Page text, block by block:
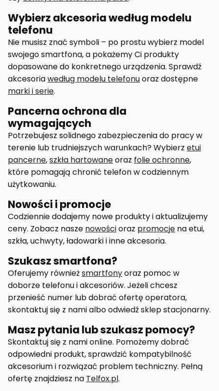
Wybierz akcesoria według modelu
telefonu
Nie musisz znać symboli – po prostu wybierz model
swojego smartfona, a pokażemy Ci produkty
dopasowane do konkretnego urządzenia. Sprawdź
akcesoriawedług modelu telefonuoraz dostępne
marki i serie.
Pancerna ochrona dla
wymagających
Potrzebujesz solidnego zabezpieczenia do pracy w
terenie lub trudniejszych warunkach? Wybierz etui
pancerne,szkła hartowaneoraz folie ochronne,
które pomagają chronić telefon w codziennym
użytkowaniu.
Nowości i promocje
Codziennie dodajemy nowe produkty i aktualizujemy
ceny. Zobacz nasze nowościoraz promocje na etui,
szkła, uchwyty, ładowarki i inne akcesoria.
Szukasz smartfona?
Oferujemy równieżsmartfonyoraz pomoc w
doborze telefonu i akcesoriów. Jeżeli chcesz
przenieść numer lub dobrać ofertę operatora,
skontaktuj się z nami albo odwiedź sklep stacjonarny.
Masz pytania lub szukasz pomocy?
Skontaktuj się z nami online. Pomożemy dobrać
odpowiedni produkt, sprawdzić kompatybilność
akcesorium i rozwiązać problem techniczny. Pełną
ofertę znajdziesz na Telfox.pl.